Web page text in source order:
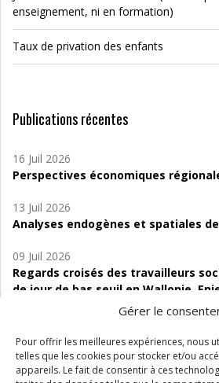
Gérer le
Pour offrir les meilleures expériences, nous
telles que les cookies pour stocker et/ou
appareils. Le fait de consentir à ces
enseignement, ni en formation)
Taux de privation des enfants
Publications récentes
16 Juil 2026
Perspectives économiques
13 Juil 2026
Analyses endogènes et spatiales de
09 Juil 2026
Regards croisés des travailleurs
de jour de bas seuil en Wallonie.
06 Juil 2026
Étude d’évaluabilité des Structures
d’accompagnement à l’autocréation